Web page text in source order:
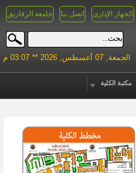
جامعة الزقازيق اتصل بنا الجهاز الإدارى
الجمعة, 07 أغسطس, 2026 ** 03:07 م
مكتبة الكلية